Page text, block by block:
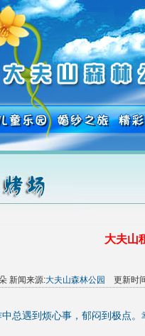
大夫山
新闻来源:大夫山森林公园 更新时
总遇到烦心事，郁闷到极点。